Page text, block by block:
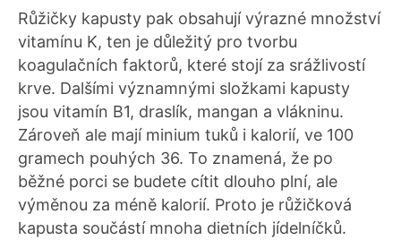
Růžičky kapusty pak obsahují výrazné množství
vitamínu K, ten je důležitý pro tvorbu
koagulačních faktorů, které stojí za srážlivostí
krve. Dalšími významnými složkami kapusty
jsou vitamín B1, draslík, mangan a vlákninu.
Zároveň ale mají minium tuků i kalorií, ve 100
gramech pouhých 36. To znamená, že po
běžné porci se budete cítit dlouho plní, ale
výměnou za méně kalorií. Proto je růžičková
kapusta součástí mnoha dietních jídelníčků.